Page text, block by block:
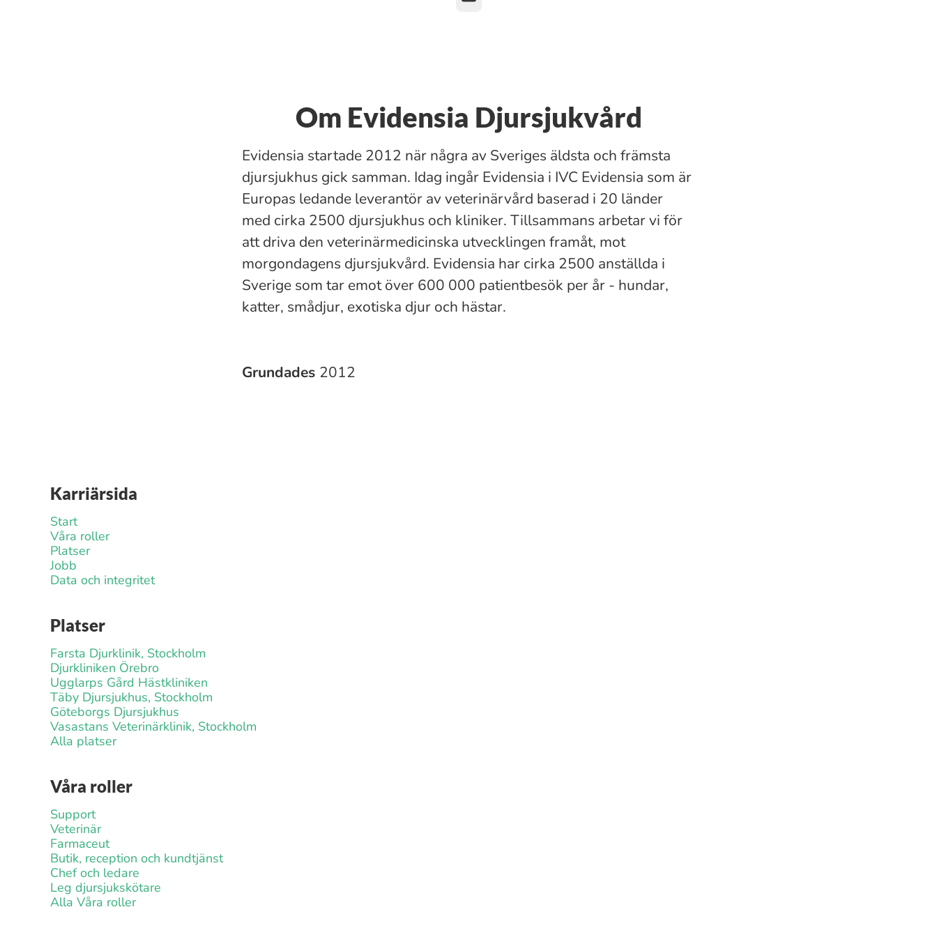
Om Evidensia Djursjukvård
Evidensia startade 2012 när några av Sveriges äldsta och främsta
djursjukhus gick samman. Idag ingår Evidensia i IVC Evidensia som är
Europas ledande leverantör av veterinärvård baserad i 20 länder
med cirka 2500 djursjukhus och kliniker. Tillsammans arbetar vi för
att driva den veterinärmedicinska utvecklingen framåt, mot
morgondagens djursjukvård. Evidensia har cirka 2500 anställda i
Sverige som tar emot över 600 000 patientbesök per år - hundar,
katter, smådjur, exotiska djur och hästar.
Grundades 2012
Karriärsida
Start
Våra roller
Platser
Jobb
Data och integritet
Platser
Farsta Djurklinik, Stockholm
Djurkliniken Örebro
Ugglarps Gård Hästkliniken
Täby Djursjukhus, Stockholm
Göteborgs Djursjukhus
Vasastans Veterinärklinik, Stockholm
Alla platser
Våra roller
Support
Veterinär
Farmaceut
Butik, reception och kundtjänst
Chef och ledare
Leg djursjukskötare
Alla Våra roller